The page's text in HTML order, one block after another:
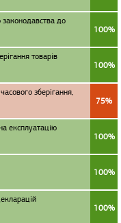
законодавства до
100%
товарів
100%
зберігання,
75%
експлуатацію
100%
100%
100%